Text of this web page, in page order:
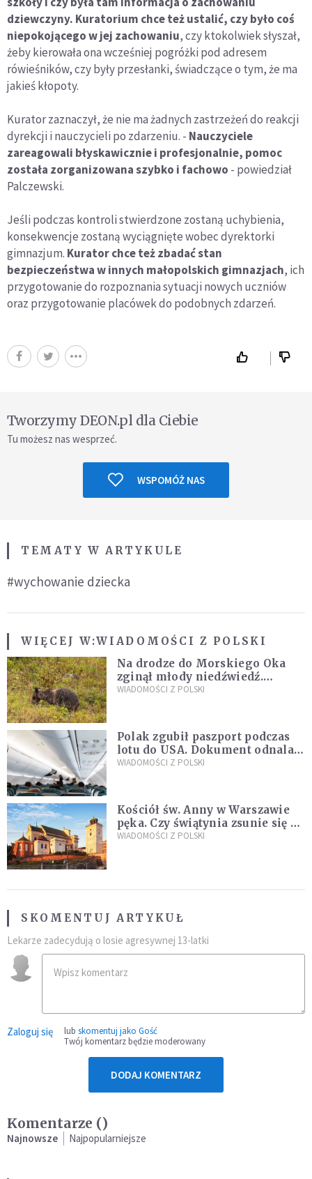
dziewczyny. Kuratorium chce też ustalić, czy było coś
niepokojącego w jej zachowaniu, czy ktokolwiek słyszał,
żeby kierowała ona wcześniej pogróżki pod adresem
rówieśników, czy były przesłanki, świadczące o tym, że ma
jakieś kłopoty.
Kurator zaznaczył, że nie ma żadnych zastrzeżeń do reakcji
dyrekcji i nauczycieli po zdarzeniu. - Nauczyciele
zareagowali błyskawicznie i profesjonalnie, pomoc
została zorganizowana szybko i fachowo - powiedział
Palczewski.
Jeśli podczas kontroli stwierdzone zostaną uchybienia,
konsekwencje zostaną wyciągnięte wobec dyrektorki
gimnazjum. Kurator chce też zbadać stan
bezpieczeństwa w innych małopolskich gimnazjach, ich
przygotowanie do rozpoznania sytuacji nowych uczniów
oraz przygotowanie placówek do podobnych zdarzeń.
Tworzymy DEON.pl dla Ciebie
Tu możesz nas wesprzeć.
WSPOMÓŻ NAS
TEMATY W ARTYKULE
#wychowanie dziecka
WIĘCEJ W:WIADOMOŚCI Z POLSKI
Na drodze do Morskiego Oka
zginął młody niedźwiedź.
Sprawę bada Policja i TPN
WIADOMOŚCI Z POLSKI
Polak zgubił paszport podczas
lotu do USA. Dokument odnalazł
się w nietypowym miejscu
WIADOMOŚCI Z POLSKI
Kościół św. Anny w Warszawie
pęka. Czy świątynia zsunie się ze
skarpy?
WIADOMOŚCI Z POLSKI
SKOMENTUJ ARTYKUŁ
Lekarze zadecydują o losie agresywnej 13-latki
Zaloguj się lub skomentuj jako Gość
Twój komentarz będzie moderowany
DODAJ KOMENTARZ
Komentarze ()
Najnowsze Najpopularniejsze